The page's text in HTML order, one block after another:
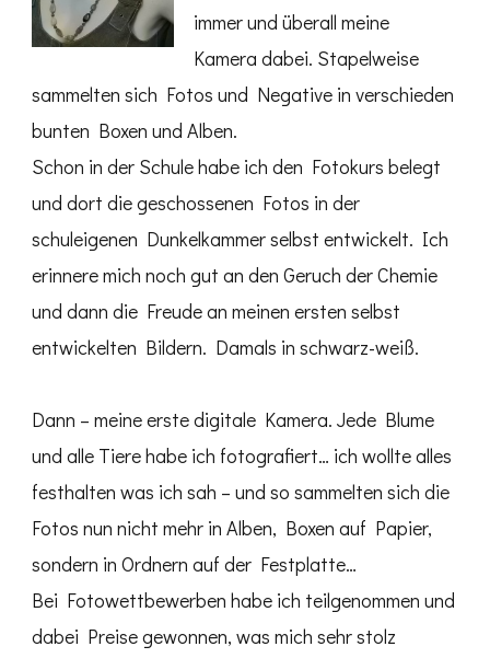
immer und überall meine
Kamera dabei. Stapelweise
sammelten sich Fotos und Negative in verschieden
bunten Boxen und Alben.
Schon in der Schule habe ich den Fotokurs belegt
und dort die geschossenen Fotos in der
schuleigenen Dunkelkammer selbst entwickelt. Ich
erinnere mich noch gut an den Geruch der Chemie
und dann die Freude an meinen ersten selbst
entwickelten Bildern. Damals in schwarz-weiß.
Dann – meine erste digitale Kamera. Jede Blume
und alle Tiere habe ich fotografiert… ich wollte alles
festhalten was ich sah – und so sammelten sich die
Fotos nun nicht mehr in Alben, Boxen auf Papier,
sondern in Ordnern auf der Festplatte…
Bei Fotowettbewerben habe ich teilgenommen und
dabei Preise gewonnen, was mich sehr stolz